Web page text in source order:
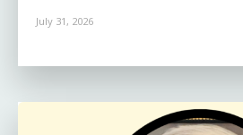
July 31, 2026